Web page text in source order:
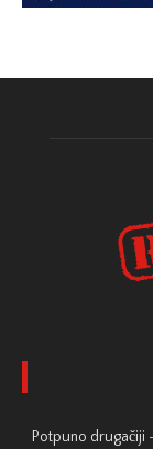
Potpuno drugačiji